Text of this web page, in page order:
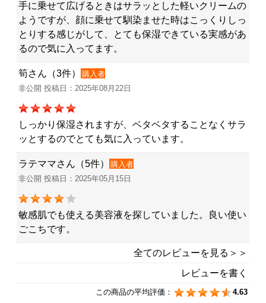
手に乗せて広げるときはサラッとした軽いクリームの
ようですが、顔に乗せて馴染ませた時はこっくりしっ
とりする感じがして、とても保湿できている実感があ
るので気に入ってます。
筍さん（3件）
購入者
非公開 投稿日：2025年08月22日
しっかり保湿されますが、ベタベタすることなくサラ
ッとするのでとても気に入っています。
ラテママさん（5件）
購入者
非公開 投稿日：2025年05月15日
敏感肌でも使える美容液を探していました。良い使い
ごこちです。
全てのレビューを見る＞＞
レビューを書く
この商品の平均評価： 4.63